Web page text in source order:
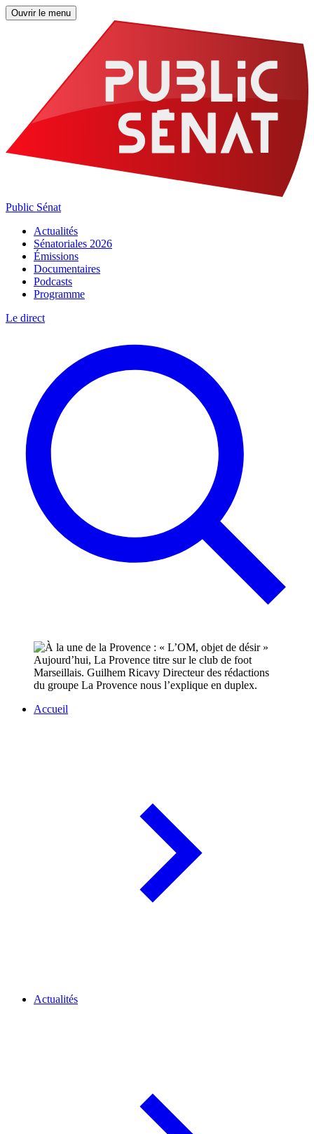
Ouvrir le menu
Public Sénat
Actualités
Sénatoriales 2026
Émissions
Documentaires
Podcasts
Programme
Le direct
Aujourd’hui, La Provence titre sur le club de foot
Marseillais. Guilhem Ricavy Directeur des rédactions
du groupe La Provence nous l’explique en duplex.
Accueil
Actualités